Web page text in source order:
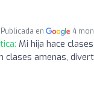
Publicada en 4
Mi hija hace
clases amenas,